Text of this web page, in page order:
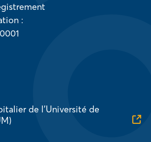
:
de l’Université de